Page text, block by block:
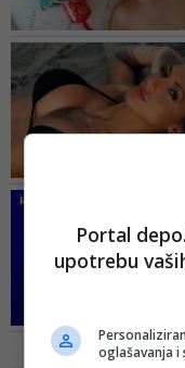
Portal
upotrebu
oglašavanja i